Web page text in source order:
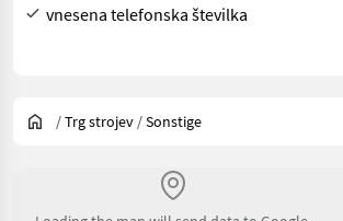
vnesena telefonska številka
/Trg strojev /Sonstige